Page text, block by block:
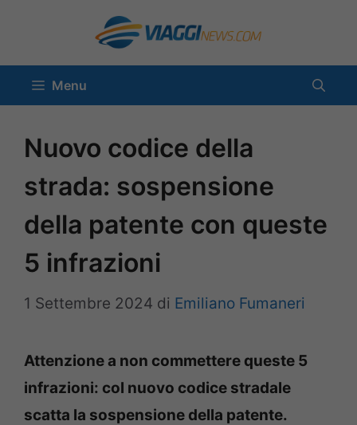
contenuto
Menu
Nuovo codice della
strada: sospensione
della patente con queste
5 infrazioni
1 Settembre 2024 di Emiliano Fumaneri
Attenzione a non commettere queste 5
infrazioni: col nuovo codice stradale
scatta la sospensione della patente.